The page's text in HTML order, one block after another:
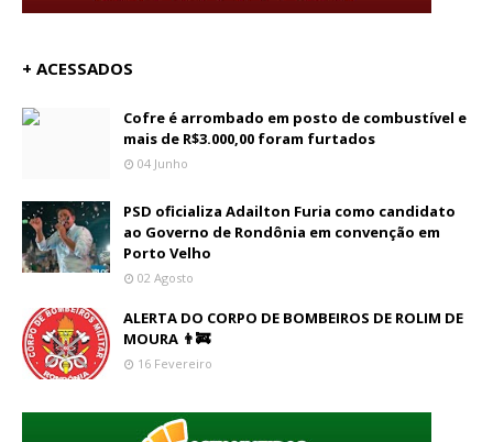
+ ACESSADOS
Cofre é arrombado em posto de combustível e
mais de R$3.000,00 foram furtados
04 Junho
PSD oficializa Adailton Furia como candidato
ao Governo de Rondônia em convenção em
Porto Velho
02 Agosto
ALERTA DO CORPO DE BOMBEIROS DE ROLIM DE
MOURA 👨‍🚒
16 Fevereiro